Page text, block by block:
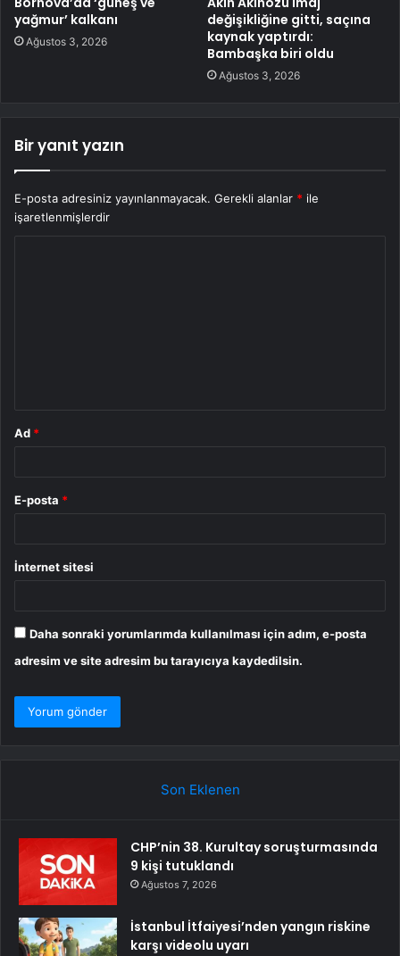
yağmur’ kalkanı
Ağustos 3, 2026
değişikliğine gitti, saçına
kaynak yaptırdı:
Bambaşka biri oldu
Ağustos 3, 2026
Bir yanıt yazın
E-posta adresiniz yayınlanmayacak. Gerekli alanlar * ile
işaretlenmişlerdir
Ad *
E-posta *
İnternet sitesi
Daha sonraki yorumlarımda kullanılması için adım, e-posta
adresim ve site adresim bu tarayıcıya kaydedilsin.
Son Eklenen
CHP’nin 38. Kurultay soruşturmasında
9 kişi tutuklandı
Ağustos 7, 2026
İstanbul İtfaiyesi’nden yangın riskine
karşı videolu uyarı